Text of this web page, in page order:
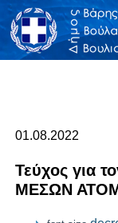
01.08.2022
Τεύχος για
ΜΕΣΩΝ